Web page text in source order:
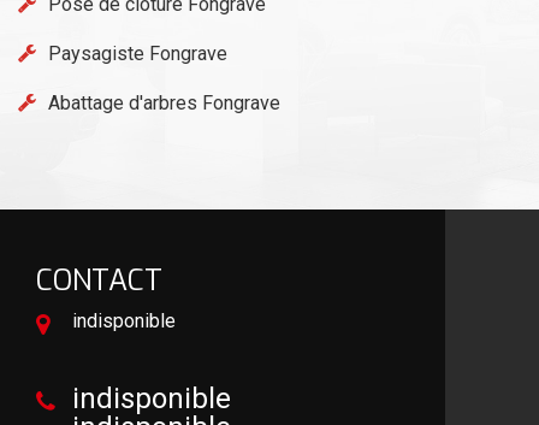
Paysagiste Fongrave
Abattage d'arbres Fongrave
CONTACT
indisponible
indisponible